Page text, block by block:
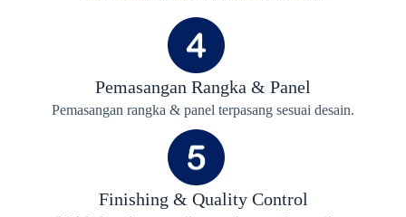
Pemasangan Rangka & Panel
Pemasangan rangka & panel terpasang sesuai desain.
Finishing & Quality Control